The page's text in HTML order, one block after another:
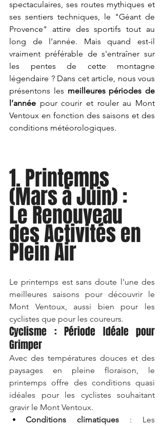
spectaculaires, ses routes mythiques et
ses sentiers techniques, le "Géant de
Provence" attire des sportifs tout au
long de l’année. Mais quand est-il
vraiment préférable de s'entraîner sur
les pentes de cette montagne
légendaire ? Dans cet article, nous vous
présentons les meilleures périodes de
l’année pour courir et rouler au Mont
Ventoux en fonction des saisons et des
conditions météorologiques.
1. Printemps
(Mars à Juin) :
Le Renouveau
des Activités en
Plein Air
Le printemps est sans doute l'une des
meilleures saisons pour découvrir le
Mont Ventoux, aussi bien pour les
cyclistes que pour les coureurs.
Cyclisme : Période Idéale pour
Grimper
Avec des températures douces et des
paysages en pleine floraison, le
printemps offre des conditions quasi
idéales pour les cyclistes souhaitant
gravir le Mont Ventoux.
Conditions climatiques : Les